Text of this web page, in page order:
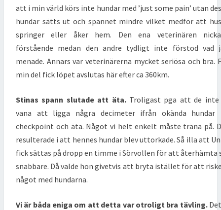
att i min värld körs inte hundar med ’just some pain’ utan
hundar sätts ut och spannet mindre vilket medför att
springer eller åker hem. Den ena veterinären
förstående medan den andre tydligt inte förstod vad
menade. Annars var veterinärerna mycket seriösa och bra.
min del fick löpet avslutas här efter ca 360km.
Stinas spann slutade att äta. Troligast pga att de inte
vana att ligga några decimeter ifrån okända hundar
checkpoint och äta. Något vi helt enkelt måste träna på.
resulterade i att hennes hundar blev uttorkade. Så illa att
fick sättas på dropp en timme i Sörvollen för att återhämta
snabbare. Då valde hon givetvis att bryta istället för att
något med hundarna.
Vi är båda eniga om att detta var otroligt bra tävling.